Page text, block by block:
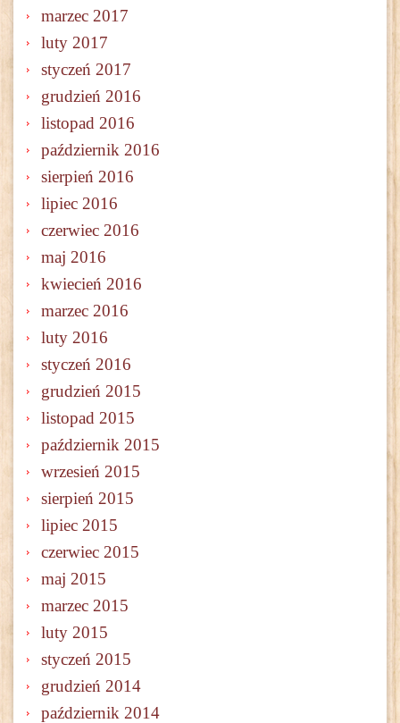
marzec 2017
luty 2017
styczeń 2017
grudzień 2016
listopad 2016
październik 2016
sierpień 2016
lipiec 2016
czerwiec 2016
maj 2016
kwiecień 2016
marzec 2016
luty 2016
styczeń 2016
grudzień 2015
listopad 2015
październik 2015
wrzesień 2015
sierpień 2015
lipiec 2015
czerwiec 2015
maj 2015
marzec 2015
luty 2015
styczeń 2015
grudzień 2014
październik 2014